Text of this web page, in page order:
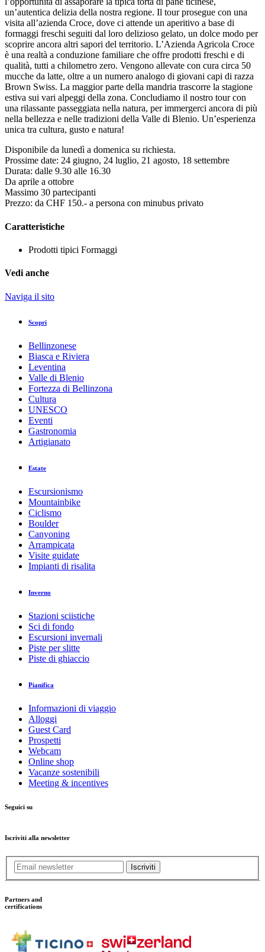
un’autentica delizia della nostra regione. Il tour prosegue con una
visita all’azienda Croce, dove ci attende un aperitivo a base di
formaggi freschi seguiti dal loro delizioso gelato, un dolce modo per
scoprire ancora altri sapori del territorio. L’Azienda Agricola Croce
è una realtà a conduzione familiare che offre prodotti freschi e di
qualità, tutti a chilometro zero. Vengono allevate con cura circa 50
mucche da latte, oltre a un numero analogo di giovani capi di razza
Brown Swiss. La maggior parte della mandria trascorre la stagione
estiva sui vari alpeggi della zona. Concludiamo il nostro tour con
una rilassante passeggiata nella natura, per immergerci ancora di più
nella bellezza e nelle tradizioni della Valle di Blenio. Un’esperienza
unica tra cultura, gusto e natura!
Disponibile da lunedì a domenica su richiesta.
Prossime date: 24 giugno, 24 luglio, 21 agosto, 18 settembre
Durata: dalle 9.30 alle 16.30
Da aprile a ottobre
Massimo 30 partecipanti
Prezzo: da CHF 150.- a persona con minubus privato
Caratteristiche
Prodotti tipici Formaggi
Vedi anche
Naviga il sito
Scopri
Bellinzonese
Biasca e Riviera
Leventina
Valle di Blenio
Fortezza di Bellinzona
Cultura
UNESCO
Eventi
Gastronomia
Artigianato
Estate
Escursionismo
Mountainbike
Ciclismo
Boulder
Canyoning
Arrampicata
Visite guidate
Impianti di risalita
Inverno
Stazioni sciistiche
Sci di fondo
Escursioni invernali
Piste per slitte
Piste di ghiaccio
Pianifica
Informazioni di viaggio
Alloggi
Guest Card
Prospetti
Webcam
Online shop
Vacanze sostenibili
Meeting & incentives
Seguici su
Iscriviti alla newsletter
Iscriviti
Partners and
certifications